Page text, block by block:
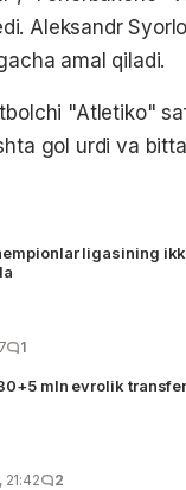
Aleksandr
amal qiladi.
"Atletiko"
gol urdi va
ligasining
1
mln evrolik
2